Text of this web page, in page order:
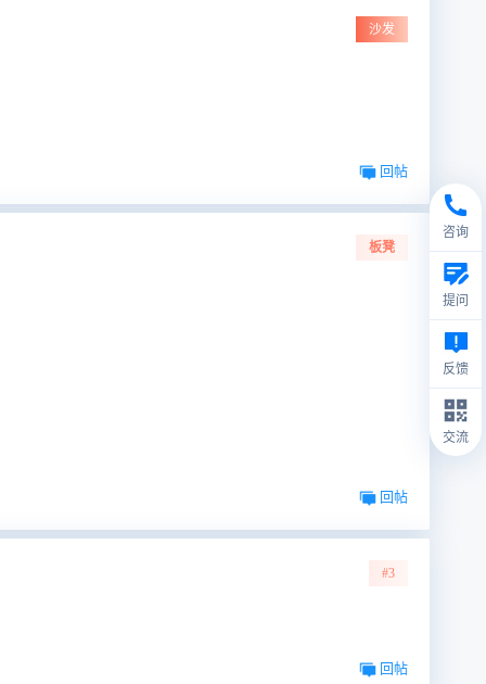
沙发
回帖
板凳
回帖
#3
回帖
咨询
提问
反馈
交流